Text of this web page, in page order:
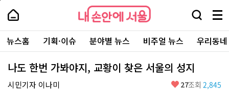
본
로
가
내
손
안
에
서
울
-
서
울
내
손
에
울
검
창
열
기
메
뉴
전
체
보
주
요
서
뉴스홈 기획·이슈 분야별 뉴스 비주얼 뉴스 우리동
나도 한번 가봐야지, 교황이 찾은 서울의 성지
시민기자 이나미 좋
27조회 2,845
페
상
단
로